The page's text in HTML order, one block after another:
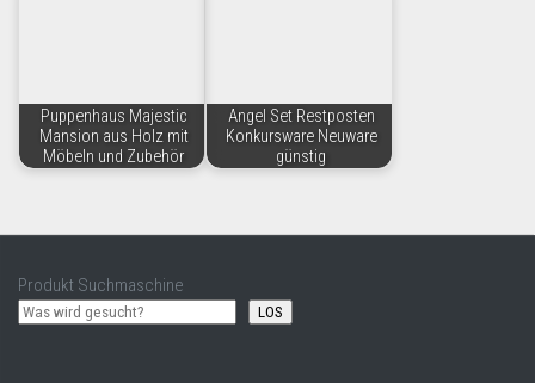
Puppenhaus Majestic
Mansion aus Holz mit
Möbeln und Zubehör
Angel Set Restposten
Konkursware Neuware
günstig
Produkt Suchmaschine
LOS